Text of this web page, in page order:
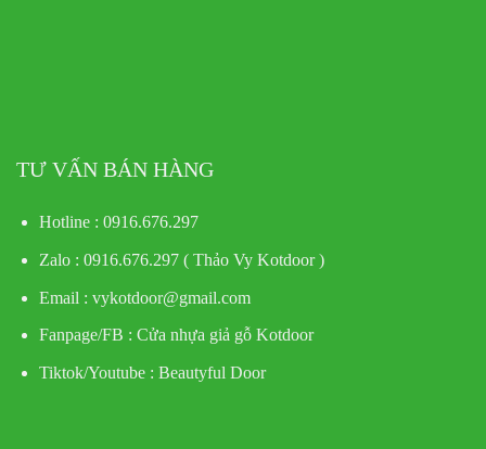
TƯ VẤN BÁN HÀNG
Hotline : 0916.676.297
Zalo : 0916.676.297 ( Thảo Vy Kotdoor )
Email : vykotdoor@gmail.com
Fanpage/FB : Cửa nhựa giả gỗ Kotdoor
Tiktok/Youtube : Beautyful Door